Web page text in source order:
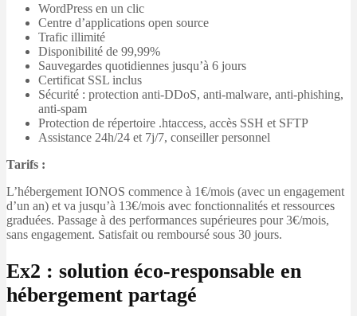
WordPress en un clic
Centre d’applications open source
Trafic illimité
Disponibilité de 99,99%
Sauvegardes quotidiennes jusqu’à 6 jours
Certificat SSL inclus
Sécurité : protection anti-DDoS, anti-malware, anti-phishing,
anti-spam
Protection de répertoire .htaccess, accès SSH et SFTP
Assistance 24h/24 et 7j/7, conseiller personnel
Tarifs :
L’hébergement IONOS commence à 1€/mois (avec un engagement
d’un an) et va jusqu’à 13€/mois avec fonctionnalités et ressources
graduées. Passage à des performances supérieures pour 3€/mois,
sans engagement. Satisfait ou remboursé sous 30 jours.
Ex2 : solution éco-responsable en
hébergement partagé